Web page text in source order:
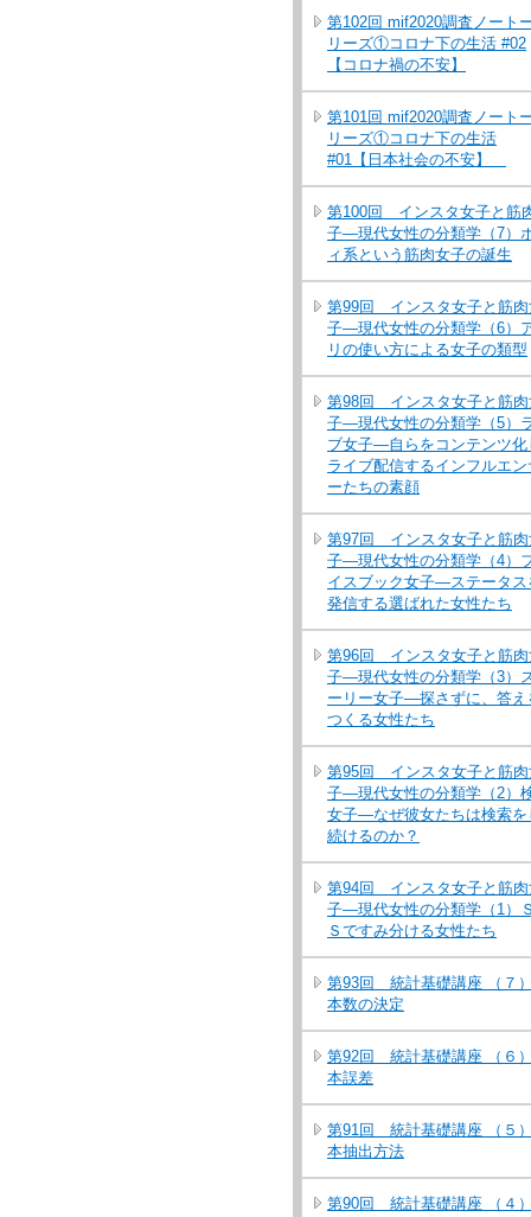
第102回 mif2020調査ノート
リーズ①コロナ下の生活 #02
【コロナ禍の不安】
第101回 mif2020調査ノート
リーズ①コロナ下の生活
#01【日本社会の不安】
第100回 インスタ女子と筋
子―現代女性の分類学（7）
ィ系という筋肉女子の誕生
第99回 インスタ女子と筋肉
子―現代女性の分類学（6）
リの使い方による女子の類型
第98回 インスタ女子と筋肉
子―現代女性の分類学（5）
ブ女子―自らをコンテンツ化
ライブ配信するインフルエン
ーたちの素顔
第97回 インスタ女子と筋肉
子―現代女性の分類学（4）
イスブック女子―ステータス
発信する選ばれた女性たち
第96回 インスタ女子と筋肉
子―現代女性の分類学（3）
ーリー女子―探さずに、答え
つくる女性たち
第95回 インスタ女子と筋肉
子―現代女性の分類学（2）
女子―なぜ彼女たちは検索を
続けるのか？
第94回 インスタ女子と筋肉
子―現代女性の分類学（1）
Ｓですみ分ける女性たち
第93回 統計基礎講座 （７
本数の決定
第92回 統計基礎講座 （６
本誤差
第91回 統計基礎講座 （５
本抽出方法
第90回 統計基礎講座 （４